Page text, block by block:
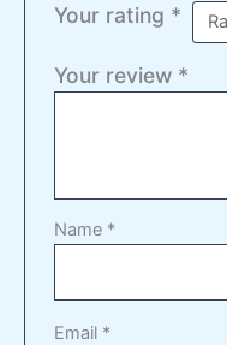
Your rating *
Your review *
Name *
Email *